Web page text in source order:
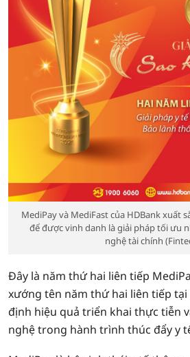
MediPay và MediFast của HDBank xuất
để được vinh danh là giải pháp tối ưu
nghệ tài chính
Đây là năm thứ hai liên tiếp
xướng tên năm thứ hai liên tiếp tại
định hiệu quả triển khai thực tiễn
nghệ trong hành trình thúc đẩy y